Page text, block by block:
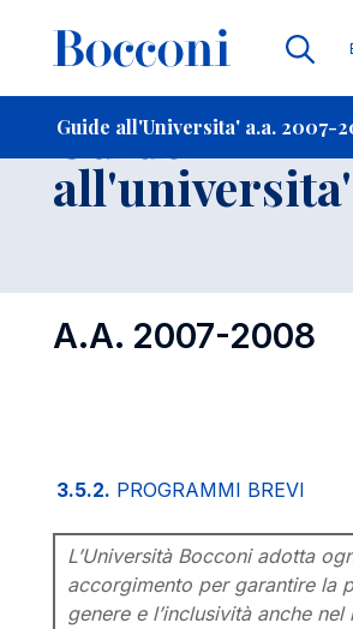
Guide all'Universita' a.a. 2007-
-
Guide
all'universita'
A.A. 2007-2008
3.5.2. PROGRAMMI BREVI
L’Università Bocconi adotta
accorgimento per garantire la
genere e l’inclusività anche